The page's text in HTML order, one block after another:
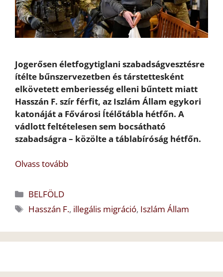
Jogerősen életfogytiglani szabadságvesztésre
ítélte bűnszervezetben és társtettesként
elkövetett emberiesség elleni bűntett miatt
Hasszán F. szír férfit, az Iszlám Állam egykori
katonáját a Fővárosi Ítélőtábla hétfőn. A
vádlott feltételesen sem bocsátható
szabadságra – közölte a táblabíróság hétfőn.
Olvass tovább
Kategória
BELFÖLD
Címkék
Hasszán F., illegális migráció, Iszlám Állam